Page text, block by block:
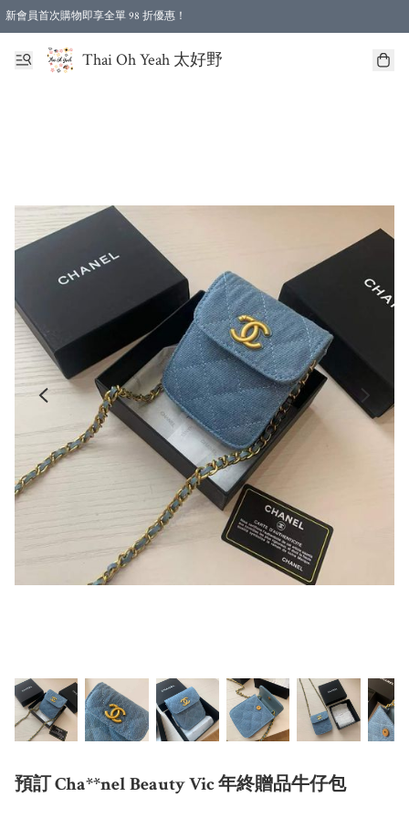
新會員首次購物即享全單 98 折優惠！
特選會員可享全單低至 96 折優惠！
Thai Oh Yeah 太好野
預訂 Cha**nel Beauty Vic 年終贈品牛仔包